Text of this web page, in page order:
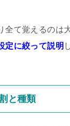
全て覚えるのは
定に絞って説明
と種類